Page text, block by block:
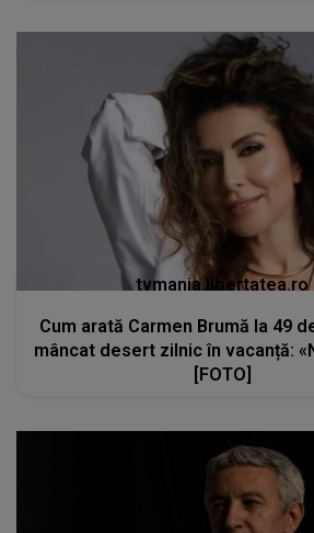
tvmania.libertatea.ro
Cum arată Carmen Brumă la 49
mâncat desert zilnic în vacanță:
[FOTO]